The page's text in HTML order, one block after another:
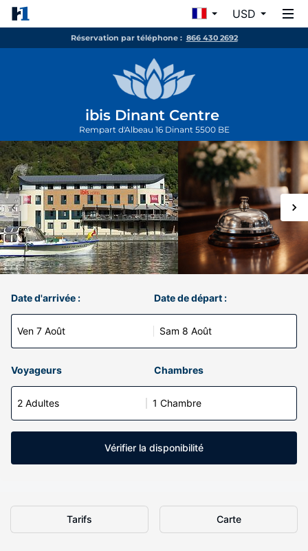
USD
Réservation par téléphone : 866 430 2692
ibis Dinant Centre
Rempart d'Albeau 16 Dinant 5500 BE
Date d'arrivée :
Ven 7 Août
Date de départ :
Sam 8 Août
Voyageurs Chambres
2 Adultes 1 Chambre
Vérifier la disponibilité
Tarifs Carte